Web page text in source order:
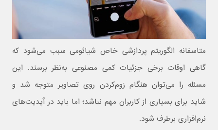
متاسفانه الگوریتم پردازشی خاص شیائومی سبب می‌شود که
گاهی اوقات برخی جزئیات کمی مصنوعی به‌نظر برسند. این
مسئله را می‌توان هنگام زوم‌کردن روی تصاویر متوجه شد و
شاید برای بسیاری از کاربران مهم نباشد؛ اما باید در آپدیت‌های
نرم‌افزاری برطرف شود.